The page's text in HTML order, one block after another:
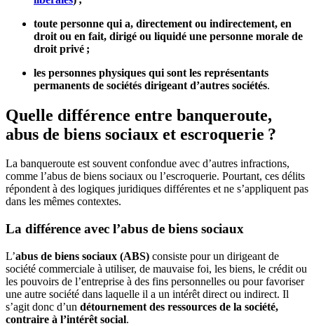
toute personne qui a, directement ou indirectement, en
droit ou en fait, dirigé ou liquidé une personne morale de
droit privé ;
les personnes physiques qui sont les représentants
permanents de sociétés dirigeant d’autres sociétés.
Quelle différence entre banqueroute,
abus de biens sociaux et escroquerie ?
La banqueroute est souvent confondue avec d’autres infractions,
comme l’abus de biens sociaux ou l’escroquerie. Pourtant, ces délits
répondent à des logiques juridiques différentes et ne s’appliquent pas
dans les mêmes contextes.
La différence avec l’abus de biens sociaux
L’abus de biens sociaux (ABS) consiste pour un dirigeant de
société commerciale à utiliser, de mauvaise foi, les biens, le crédit ou
les pouvoirs de l’entreprise à des fins personnelles ou pour favoriser
une autre société dans laquelle il a un intérêt direct ou indirect. Il
s’agit donc d’un détournement des ressources de la société,
contraire à l’intérêt social.